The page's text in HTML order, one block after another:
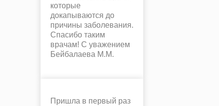
которые
докапываются до
причины заболевания.
Спасибо таким
врачам! С уважением
Бейбалаева М.М.
Пришла в первый раз